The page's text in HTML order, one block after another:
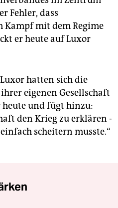
Fehler, dass
Kampf mit dem Regime
er heute auf Luxor
hatten sich die
eigenen Gesellschaft
und fügt hinzu:
den Krieg zu erklären -
scheitern musste.“